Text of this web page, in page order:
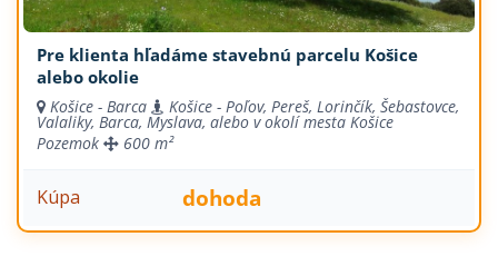
Pre klienta hľadáme stavebnú parcelu Košice
alebo okolie
Košice - Barca Košice - Poľov, Pereš, Lorinčík, Šebastovce,
Valaliky, Barca, Myslava, alebo v okolí mesta Košice
Pozemok
600 m²
Kúpa dohoda